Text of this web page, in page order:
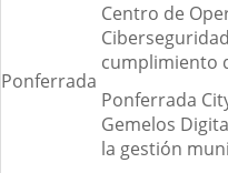
Ponferrada
Centro de
cumplimiento
Ponferrada
Gemelos
la gestión